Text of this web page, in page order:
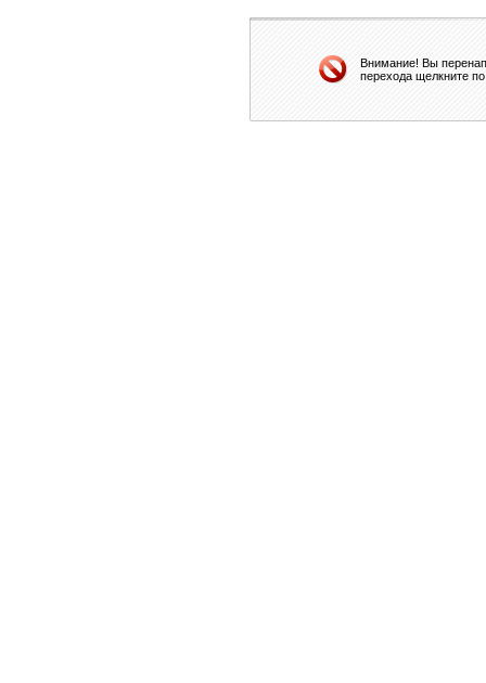
Внимание! Вы
перехода щелкните